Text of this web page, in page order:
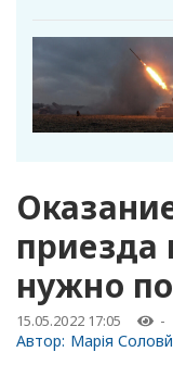
приезда
нужно
15.05.2022 17:05 -
Автор: Марія